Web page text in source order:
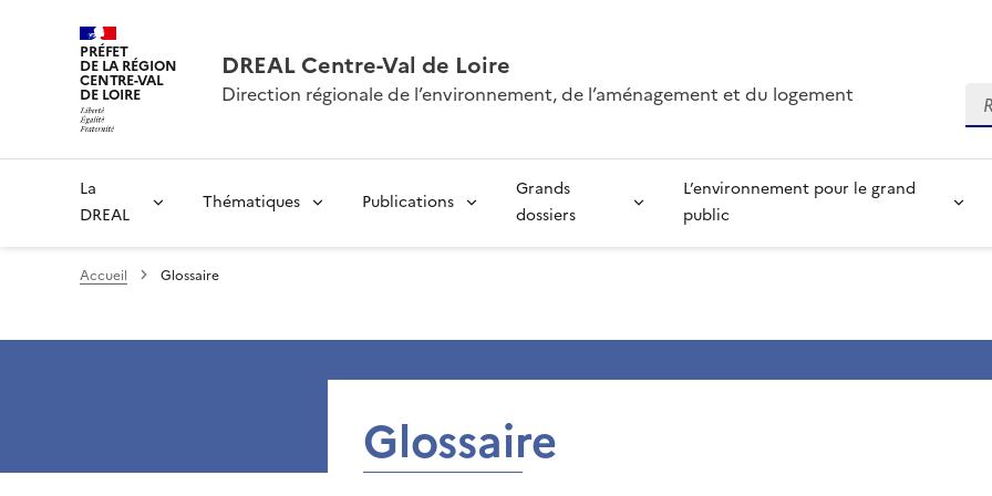
PRÉFET
DE LA RÉGION
CENTRE-VAL
DE LOIRE
DREAL Centre-Val de Loire
Direction régionale de l’environnement, de l’aménagement et du logement
La
DREAL
Thématiques Publications
Grands
dossiers
L’environnement pour le grand
public
Accueil Glossaire
Glossaire